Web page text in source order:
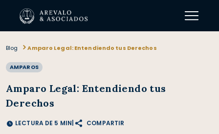
Blog Amparo Legal: Entendiendo tus Derechos
AMPAROS
Amparo Legal: Entendiendo tus
Derechos
LECTURA DE 5 MIN COMPARTIR